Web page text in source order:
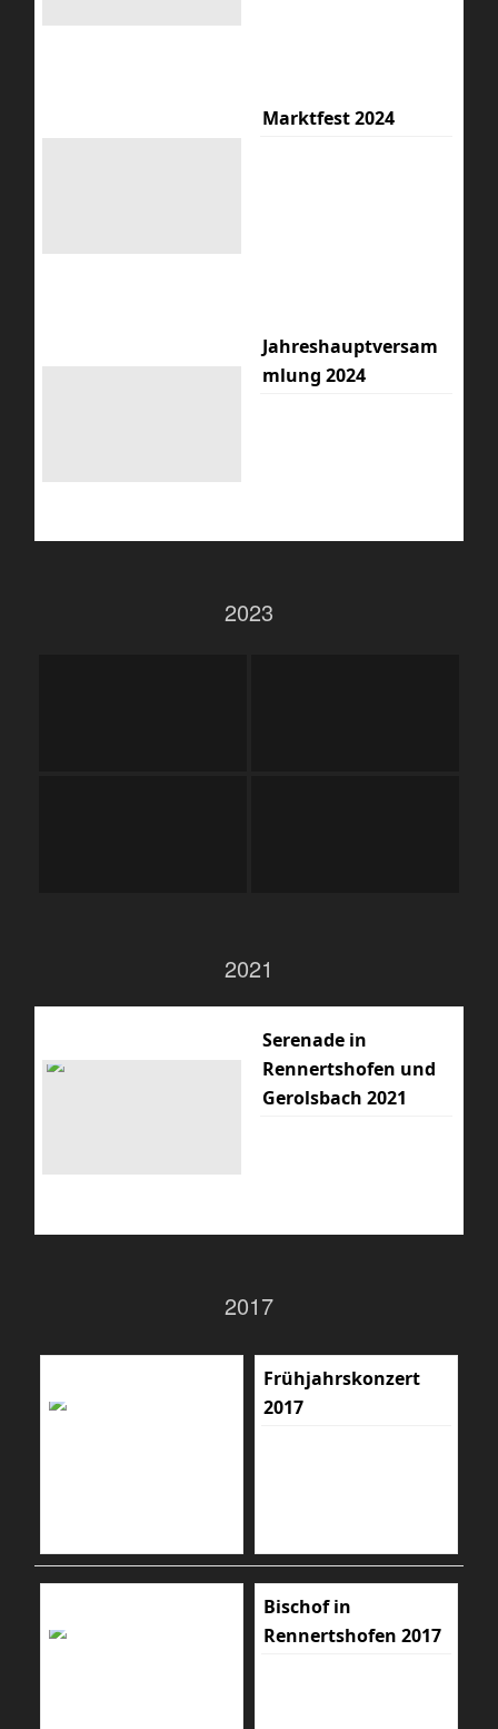
Marktfest 2024
Jahreshauptversam
mlung 2024
2023
2021
Serenade in
Rennertshofen und
Gerolsbach 2021
2017
Frühjahrskonzert
2017
Bischof in
Rennertshofen 2017